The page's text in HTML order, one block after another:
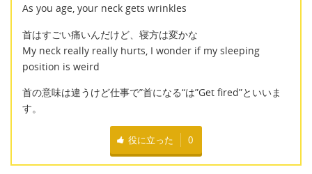
As you age, your neck gets wrinkles
首はすごい痛いんだけど、寝方は変かな
My neck really really hurts, I wonder if my sleeping
position is weird
首の意味は違うけど仕事で”首になる“は”Get fired”といいま
す。
役に立った 0